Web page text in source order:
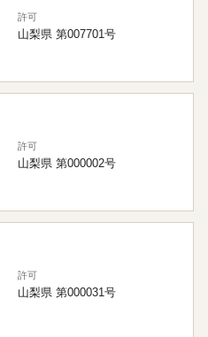
許可
山梨県 第007701号
許可
山梨県 第000002号
許可
山梨県 第000031号